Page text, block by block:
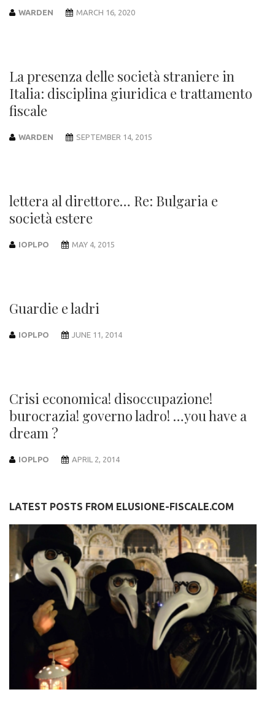
WARDEN MARCH 16, 2020
La presenza delle società straniere in
Italia: disciplina giuridica e trattamento
fiscale
WARDEN SEPTEMBER 14, 2015
lettera al direttore… Re: Bulgaria e
società estere
IOPLPO MAY 4, 2015
Guardie e ladri
IOPLPO JUNE 11, 2014
Crisi economica! disoccupazione!
burocrazia! governo ladro! …you have a
dream ?
IOPLPO APRIL 2, 2014
LATEST POSTS FROM ELUSIONE-FISCALE.COM